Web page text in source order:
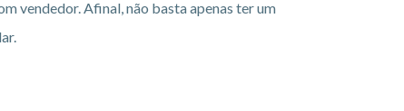
vendedor. Afinal, não basta apenas ter um